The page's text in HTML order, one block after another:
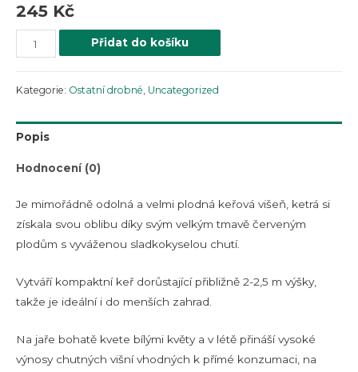
245 Kč
Přidat do košíku
Kategorie: Ostatní drobné, Uncategorized
Popis
Hodnocení (0)
Je mimořádně odolná a velmi plodná keřová višeň, ketrá si
získala svou oblibu díky svým velkým tmavě červeným
plodům s vyváženou sladkokyselou chutí.
Vytváří kompaktní keř dorůstající přibližně 2-2,5 m výšky,
takže je ideální i do menších zahrad.
Na jaře bohatě kvete bílými květy a v létě přináší vysoké
výnosy chutných višní vhodných k přímé konzumaci, na